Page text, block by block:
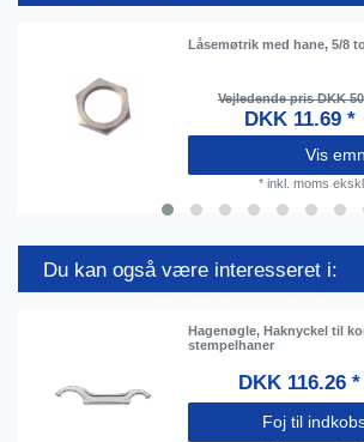
Låsemøtrik med hane, 5/8
Vejledende pris DKK
DKK 11.69 *
Vis
* inkl. moms
Du kan også være interesseret i:
Hagenøgle, Haknyckel til
stempelhaner
DKK 116.26 *
Foj til